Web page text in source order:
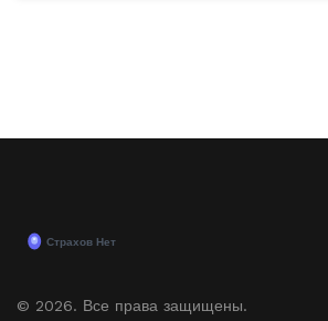
© 2026. Все права защищены.